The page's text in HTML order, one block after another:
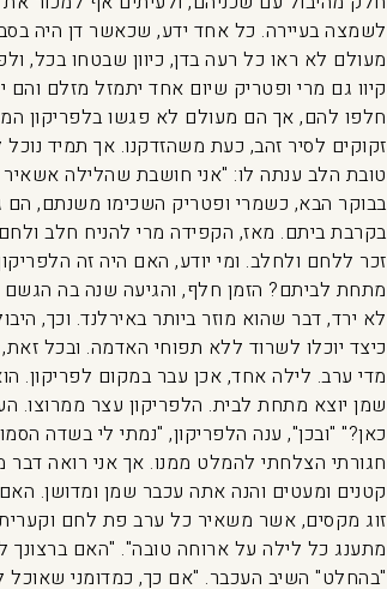
לשמצה בעיירה. כל אחד ידע, שכאשר דן היה
מעולם לא ראו כל רעה בדן, כיוון שבטחו בכל,
קיוו גם מרי ופטריק שיום אחד יתמזל מזלם
חלפו להם, אך הם מעולם לא פגשו בלפריקון
זקוקים לסיר זהב, כעת משהזדקנו. אך תמיד
טובת הלב ענתה לו: "אני חושבת שהלילה
בבוקר הבא, כשמרי ופטריק השכימו משנתם, הם
בקרבת ביתם. מאז, הקפידה מרי להניח חלב
זכר ללחם ולחלב. ומי יודע, האם היה זה
מתחת לביתם? הזמן חלף, והגיעה שנה בה
לא ירד, דבר שהוא מוזר ביותר באירלנד. וכך,
כיצד יוכלו לשרוד ללא תפוחי האדמה. ובכל
מדי ערב. לילה אחד, אכן עבר במקום לפריקון.
שמן יוצא מתחת לבית. הלפריקון עצר ממרוצו.
כאן?" "ובכן", ענה הלפריקון, "נמתי לי בשדה
חגורתי הצלחתי להמלט ממנו. אך אני רואה דבר
קטנים ומעטים והנה אתה עכבר שמן ומדושן.
זוג מקסים, אשר משאיר כל ערב פת לחם וקערית
מתענג כל לילה על ארוחה טובה". "האם ברצונך
"בהחלט" השיב העכבר. "אם כך, כמדומני